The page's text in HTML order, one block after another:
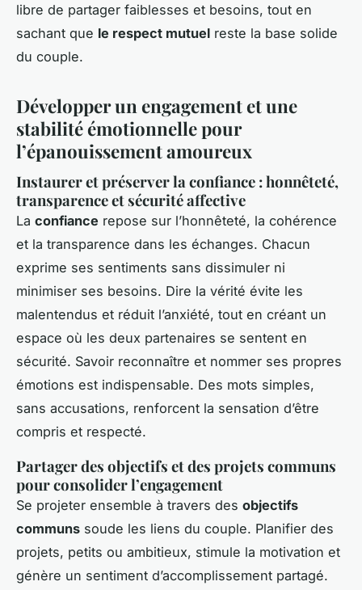
libre de partager faiblesses et besoins, tout en
sachant que le respect mutuel reste la base solide
du couple.
Développer un engagement et une
stabilité émotionnelle pour
l’épanouissement amoureux
Instaurer et préserver la confiance : honnêteté,
transparence et sécurité affective
La confiance repose sur l’honnêteté, la cohérence
et la transparence dans les échanges. Chacun
exprime ses sentiments sans dissimuler ni
minimiser ses besoins. Dire la vérité évite les
malentendus et réduit l’anxiété, tout en créant un
espace où les deux partenaires se sentent en
sécurité. Savoir reconnaître et nommer ses propres
émotions est indispensable. Des mots simples,
sans accusations, renforcent la sensation d’être
compris et respecté.
Partager des objectifs et des projets communs
pour consolider l’engagement
Se projeter ensemble à travers des objectifs
communs soude les liens du couple. Planifier des
projets, petits ou ambitieux, stimule la motivation et
génère un sentiment d’accomplissement partagé.